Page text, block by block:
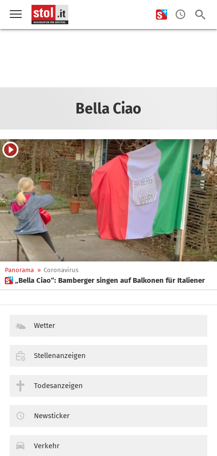
Bella Ciao
Panorama » Coronavirus
 „Bella Ciao“: Bamberger singen auf Balkonen für Italiener
Wetter
Stellenanzeigen
Todesanzeigen
Newsticker
Verkehr